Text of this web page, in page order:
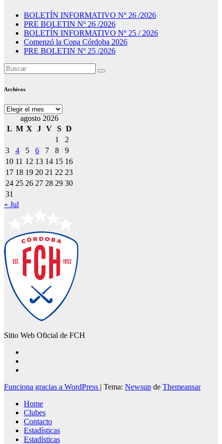
BOLETÍN INFORMATIVO Nº 26 /2026
PRE BOLETIN Nº 26 /2026
BOLETÍN INFORMATIVO Nº 25 / 2026
Comenzó la Copa Córdoba 2026
PRE BOLETIN Nº 25 /2026
Archivos
Archivos
agosto 2026
L M X J V S D
1
2
3
4 5 6 7 8
9
10 11 12 13 14 15 16
17 18 19 20 21 22 23
24 25 26 27 28 29 30
31
« Jul
Sitio Web Oficial de FCH
Funciona gracias a WordPress | Tema: Newsup de Themeansar
Home
Clubes
Contacto
Estadísticas
Estadísticas